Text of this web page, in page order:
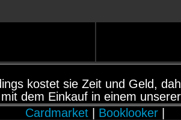
kostet sie Zeit und Geld,
dem Einkauf in einem
Cardmarket
Booklooker